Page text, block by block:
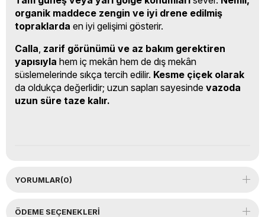
organik maddece zengin ve iyi drene edilmiş
topraklarda en iyi gelişimi gösterir.
Calla zarif görünümü ve az bakım gerektiren
yapısıyla hem iç mekân hem de dış mekân
süslemelerinde sıkça tercih edilir. Kesme çiçek olarak
da oldukça değerlidir; uzun sapları sayesinde vazoda
uzun süre taze kalır.
YORUMLAR(0)
ÖDEME SEÇENEKLERI